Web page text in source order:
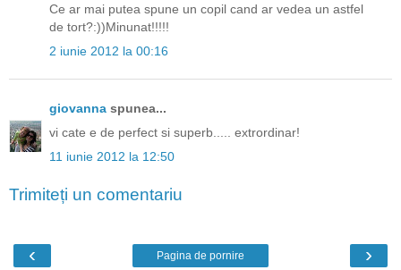
Ce ar mai putea spune un copil cand ar vedea un astfel
de tort?:))Minunat!!!!!
2 iunie 2012 la 00:16
giovanna spunea...
vi cate e de perfect si superb..... extrordinar!
11 iunie 2012 la 12:50
Trimiteți un comentariu
‹ ›
Pagina de pornire